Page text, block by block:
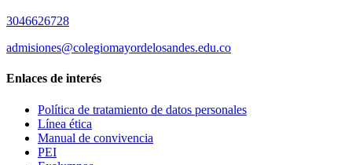
3046626728
admisiones@colegiomayordelosandes.edu.co
Enlaces de interés
Política de tratamiento de datos personales
Línea ética
Manual de convivencia
PEI